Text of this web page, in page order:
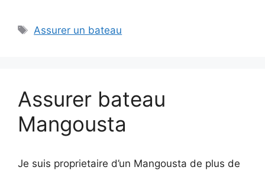
Étiquettes
Assurer un bateau
Assurer bateau
Mangousta
Je suis proprietaire d’un Mangousta de plus de